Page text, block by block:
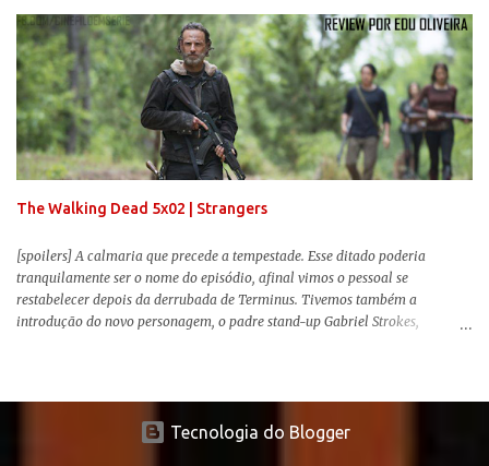
remake , já que a história do elefantinho voador foi reinventada de forma
mais realista, se adequando perfeitamente a proposta. Não há animais
falantes, por exemplo, mas nem por isso o tom lúdico e infantil é deixado
de lado. Apesar da relevância histórica, o filme supera a animação original
em termos visuais e narrativos, , superando a animação original em termos
visuais e narrativos. A história começa quando o pai das crianças, Holt
Ferrier (Colin Farrell), uma ex-estrela de circo, volta da guerra e se depara
com os filhos de...
The Walking Dead 5x02 | Strangers
[spoilers] A calmaria que precede a tempestade. Esse ditado poderia
tranquilamente ser o nome do episódio, afinal vimos o pessoal se
restabelecer depois da derrubada de Terminus. Tivemos também a
introdução do novo personagem, o padre stand-up Gabriel Strokes,
Tecnologia do Blogger